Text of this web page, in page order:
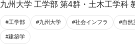
九州大学 工学部 第4群・土木工学科
#工学部 #九州大学 #社会インフラ #自然
#建築学